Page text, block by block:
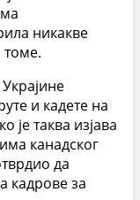
никакве
томе.
и кадете на
је таква изјава
канадског
да
кадрове за